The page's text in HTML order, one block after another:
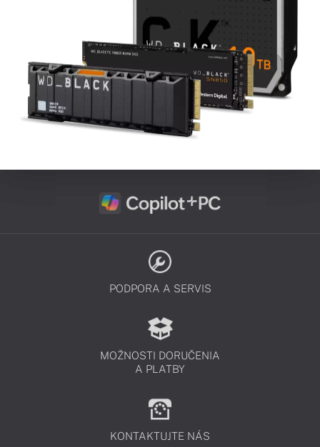
PODPORA A SERVIS
MOŽNOSTI DORUČENIA
A PLATBY
KONTAKTUJTE NÁS